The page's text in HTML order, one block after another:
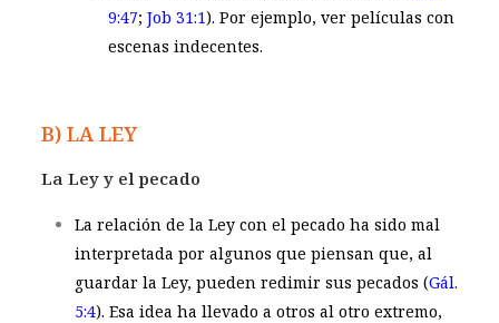
9:47; Job 31:1). Por ejemplo, ver películas con
escenas indecentes.
B) LA LEY
La Ley y el pecado
La relación de la Ley con el pecado ha sido mal
interpretada por algunos que piensan que, al
guardar la Ley, pueden redimir sus pecados (Gál.
5:4). Esa idea ha llevado a otros al otro extremo,